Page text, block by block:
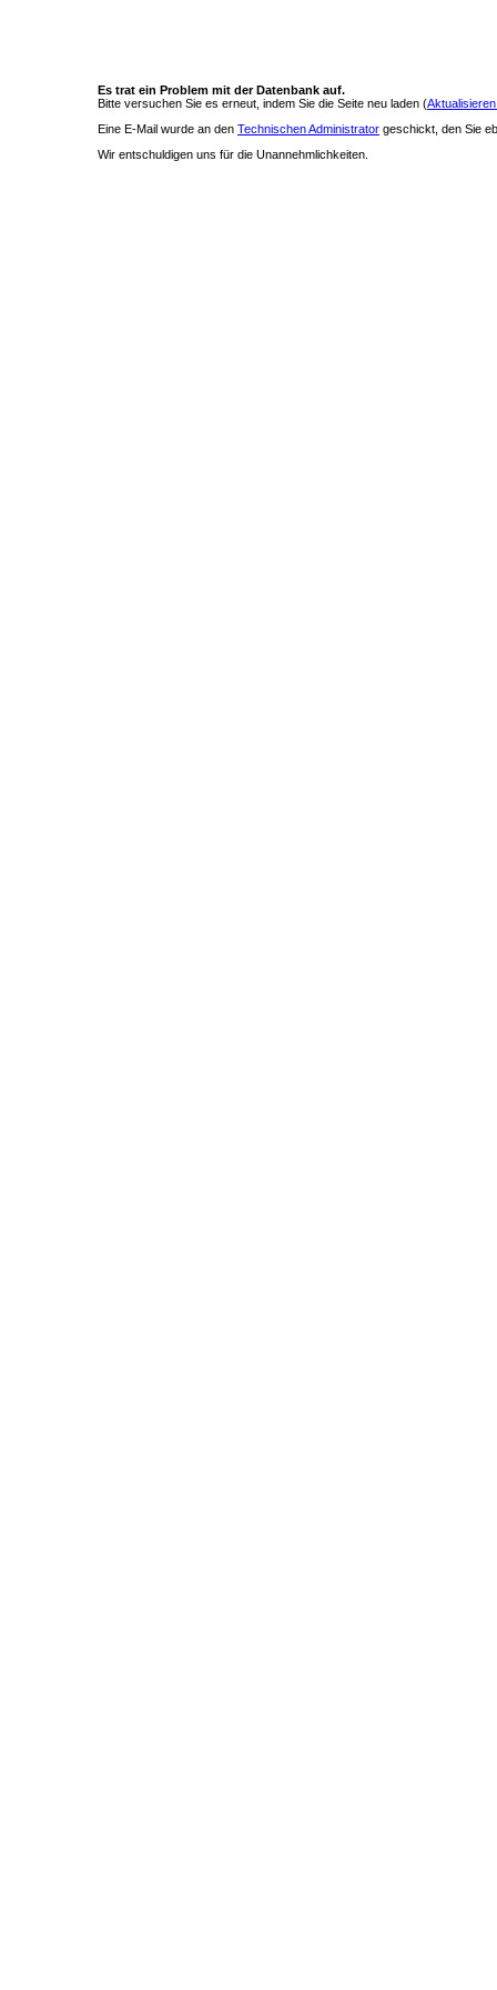
Es trat ein Problem mit der Datenbank auf.
Bitte versuchen Sie es erneut, indem Sie die Seite neu laden (
Eine E-Mail wurde an den Technischen Administrator geschickt, den Sie
Wir entschuldigen uns für die Unannehmlichkeiten.